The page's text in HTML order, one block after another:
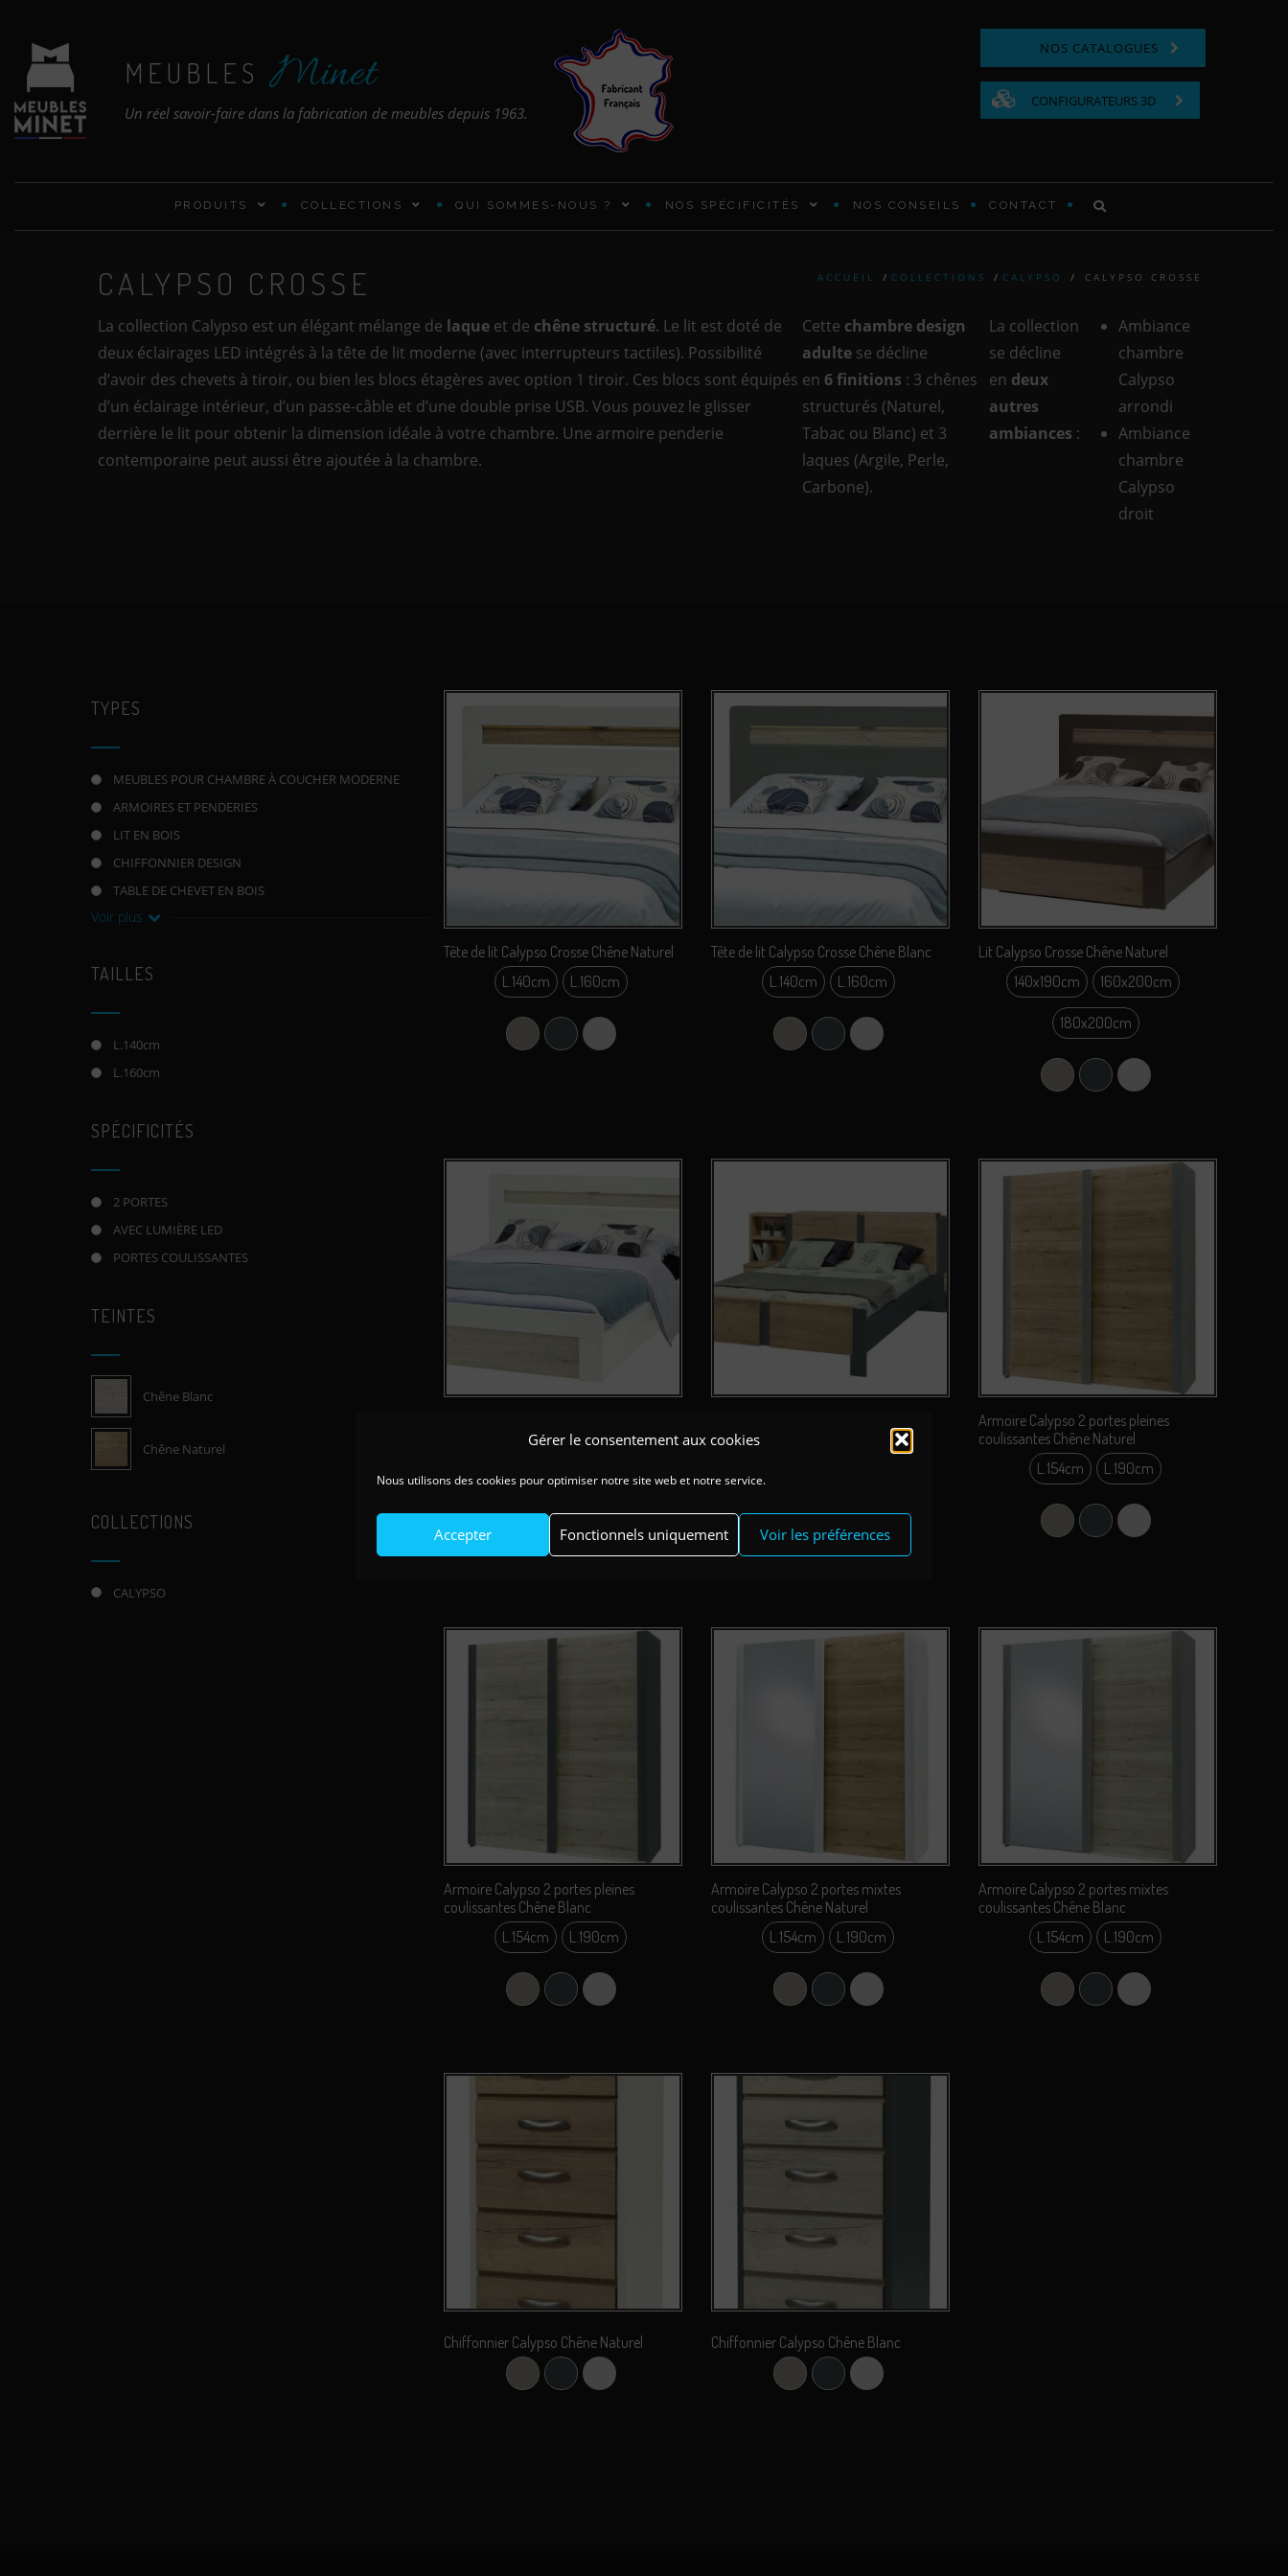
Gérer le consentement aux cookies
Nous utilisons des cookies pour optimiser notre site web et notre service.
Accepter Fonctionnels uniquement Voir les préférences
MEUBLES Minet
Un réel savoir-faire dans la fabrication de meubles depuis 1963.
NOS CATALOGUES
CONFIGURATEURS 3D
PRODUITS
BUREAUX PRATIQUES
CADRES DE LIT EN BOIS
CHIFFONNIER DESIGN
TABLE DE CHEVET EN BOIS
TÊTE DE LIT MODERNE ET
COLLECTIONS QUI SOMMES-NOUS ? NOS SPÉCIFICITÉS NOS CONSEILS CONTACT
CALYPSO CROSSE
La collection Calypso est un élégant mélange de laque et de chêne structuré. Le lit est doté de
deux éclairages LED intégrés à la tête de lit moderne (avec interrupteurs tactiles). Possibilité
d’avoir des chevets à tiroir, ou bien les blocs étagères avec option 1 tiroir. Ces blocs sont équipés
d’un éclairage intérieur, d’un passe-câble et d’une double prise USB. Vous pouvez le glisser
derrière le lit pour obtenir la dimension idéale à votre chambre. Une armoire penderie
contemporaine peut aussi être ajoutée à la chambre.
Cette chambre design
adultese décline
en 6 finitions : 3 chênes
structurés (Naturel,
Tabac ou Blanc) et 3
laques (Argile, Perle,
Carbone).
La collection
se décline
en deux
autres
ambiances :
Ambiance
chambre
Calypso
arrondi
Ambiance
chambre
Calypso
droit
ACCUEIL / COLLECTIONS / CALYPSO / CALYPSO CROSSE
TYPES
MEUBLES POUR CHAMBRE À COUCHER MODERNE
ARMOIRES ET PENDERIES
LIT EN BOIS
CHIFFONNIER DESIGN
TABLE DE CHEVET EN BOIS
Voir plus
TAILLES
L.140cm
L.160cm
SPÉCIFICITÉS
2 PORTES
AVEC LUMIÈRE LED
PORTES COULISSANTES
TEINTES
Chêne Blanc
Chêne Naturel
COLLECTIONS
CALYPSO
Tête de lit Calypso Crosse Chêne Naturel
L.140cm
L.160cm
L.140cm L.160cm
Argile Carbone Perle
Tête de lit Calypso Crosse Chêne Blanc
L.140cm
L.160cm
L.140cm L.160cm
Argile Carbone Perle
Lit Calypso Crosse Chêne Naturel
140x190cm
160x200cm
180x200cm
140x190cm 160x200cm
180x200cm
Argile Carbone Perle
140x190cm
160x200cm
180x200cm
140x190cm 160x200cm
180x200cm
Argile CarbonePerle
Chêne BlancChêne Naturel
Armoire Calypso 2 portes pleines
coulissantes Chêne Naturel
L.154cm
L.190cm
L.154cm L.190cm
Argile Carbone Perle
Armoire Calypso 2 portes pleines
coulissantes Chêne Blanc
L.154cm
L.190cm
L.154cm L.190cm
Argile Carbone Perle
Armoire Calypso 2 portes mixtes
coulissantes Chêne Naturel
L.154cm
L.190cm
L.154cm L.190cm
Argile Carbone Perle
Armoire Calypso 2 portes mixtes
coulissantes Chêne Blanc
L.154cm
L.190cm
L.154cm L.190cm
Argile Carbone Perle
Chiffonnier Calypso Chêne Naturel
Argile
Carbone Perle
Chiffonnier Calypso Chêne Blanc
Argile
Carbone Perle